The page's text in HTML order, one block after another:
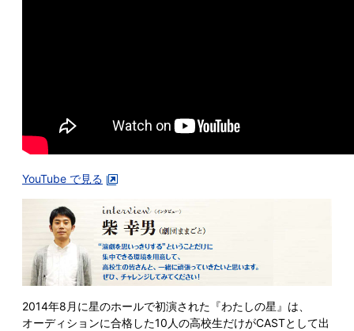
YouTube で見る
2014年8月に星のホールで初演された『わたしの星』は、
オーディションに合格した10人の高校生だけがCASTとして出